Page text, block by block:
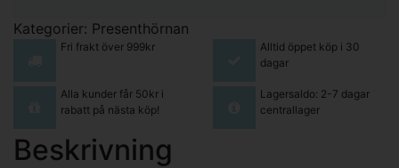
Kategorier: Presenthörnan
Fri frakt över 999kr
Alltid öppet köp i 30
dagar
Alla kunder får 50kr i
rabatt på nästa köp!
Lagersaldo: 2-7 dagar
centrallager
Beskrivning